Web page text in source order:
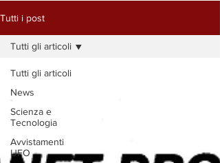
Tutti i post
Tutti gli articoli
News
Scienza e
Tecnologia
Avvistamenti
UFO
Tutti gli articoli